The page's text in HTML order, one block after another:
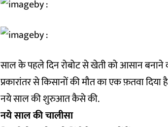
साल के पहले दिन रोबोट से खेती को आसान
प्रकारांतर से किसानों की मौत का एक फ़तवा
नये साल की शुरुआत कैसे की.
नये साल की चालीसा